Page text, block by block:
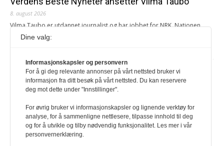
8. august 2026
Vilma Taubo er utdannet journalist og har jobbet for NRK, Nationen,
Klassekampen, Røverradioen og Svalbardsposten.
Juni Haugan Holden er ny rådgiver i ForUM
8. august 2026
Greenpeace Norge.
Redaksjonen
Dine valg:
Informasjonskapsler og personvern
For å gi deg relevante annonser på vårt nettsted bruker vi
informasjon fra ditt besøk på vårt nettsted. Du kan reservere
deg mot dette under "Innstillinger".
For øvrig bruker vi informasjonskapsler og lignende verktøy for
analyse, for å sammenligne nettlesere, tilpasse innhold til deg
og for å utvikle og tilby nødvendig funksjonalitet. Les mer i vår
personvernerklæring.